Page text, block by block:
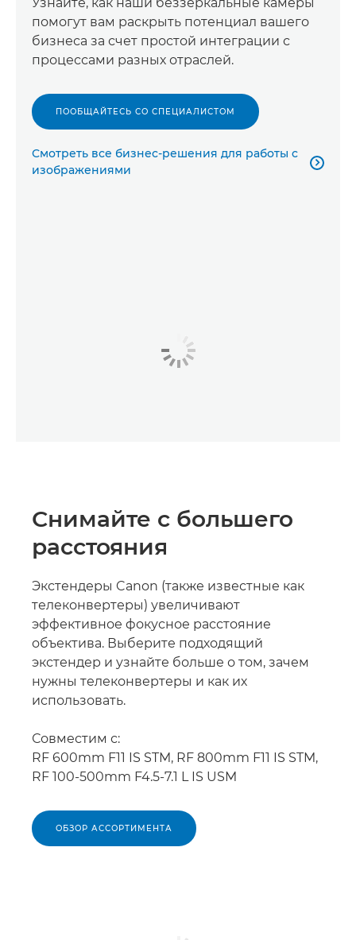
помогут вам раскрыть потенциал вашего
бизнеса за счет простой интеграции с
процессами разных отраслей.
ПООБЩАЙТЕСЬ СО СПЕЦИАЛИСТОМ
Смотреть все бизнес-решения для работы с
изображениями

Снимайте с большего
расстояния
Экстендеры Canon (также известные как
телеконвертеры) увеличивают
эффективное фокусное расстояние
объектива. Выберите подходящий
экстендер и узнайте больше о том, зачем
нужны телеконвертеры и как их
использовать.
Совместим с:
RF 600mm F11 IS STM, RF 800mm F11 IS STM,
RF 100-500mm F4.5-7.1 L IS USM
ОБЗОР АССОРТИМЕНТА